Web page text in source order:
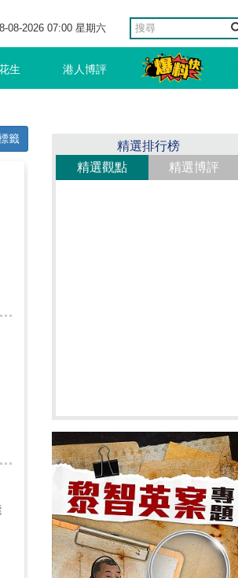
08-2026 07:00 星期六
生 港人博評
籤
精選排行榜
精選觀點
精選博評